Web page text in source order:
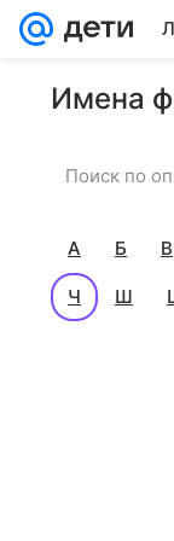
Имена
А Б В
Ч Ш